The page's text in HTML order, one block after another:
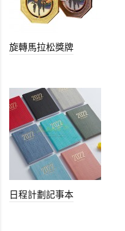
旋轉馬拉松獎牌
日程計劃記事本